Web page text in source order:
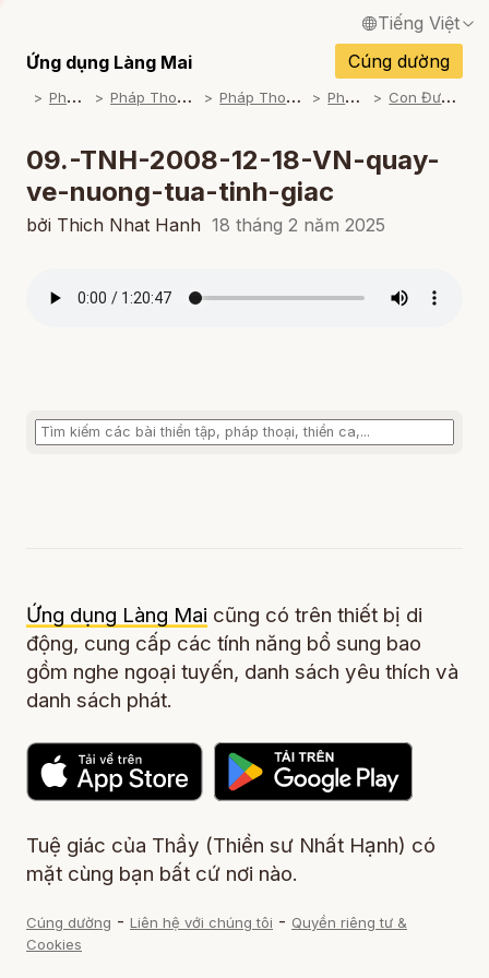
Tiếng Việt
English / Tiếng Anh
Français / Tiếng Pháp
Español / Tiếng Tây Ban Nha
Deutsch / Tiếng Đức
Italiano / Tiếng Ý
Ứng dụng Làng Mai
Cúng dường
P
háp Thoại P
háp Thoại Thiền Sư Thích Nhất Hạnh P
háp Thoại Theo Bộ An Cư Kiết Đông P
háp Thoại Mp3 C
on Đường Của Bụt (2008-2009)
09.-TNH-2008-12-18-VN-quay-
ve-nuong-tua-tinh-giac
bởi Thich Nhat Hanh 18 tháng 2 năm 2025
Ứng dụng Làng Mai cũng có trên thiết bị di
động, cung cấp các tính năng bổ sung bao
gồm nghe ngoại tuyến, danh sách yêu thích và
danh sách phát.
Tuệ giác của Thầy (Thiền sư Nhất Hạnh) có
mặt cùng bạn bất cứ nơi nào.
Cúng dường - Liên hệ với chúng tôi - Quyền riêng tư &
Cookies